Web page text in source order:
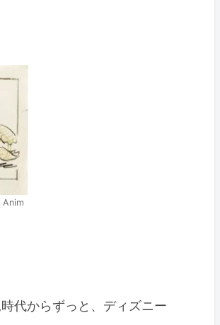
代からずっと、ディズニー